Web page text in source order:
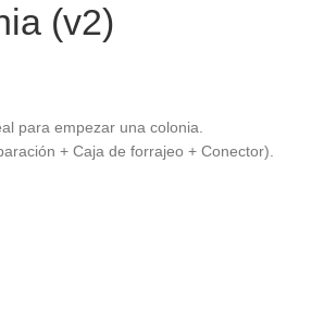
(v2)
para empezar una colonia.
+ Caja de forrajeo + Conector).